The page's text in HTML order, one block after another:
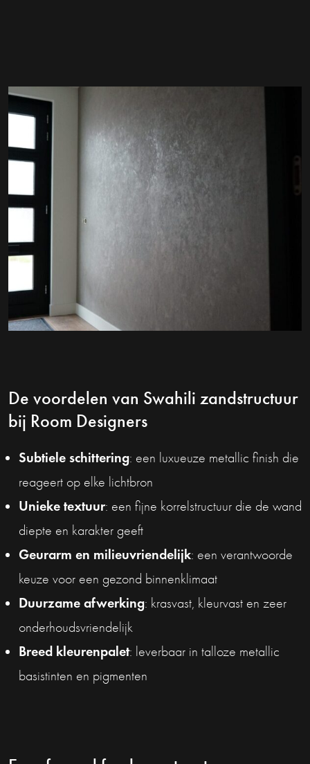
De voordelen van Swahili zandstructuur
bij Room Designers
Subtiele schittering: een luxueuze metallic finish die
reageert op elke lichtbron
Unieke textuur: een fijne korrelstructuur die de wand
diepte en karakter geeft
Geurarm en milieuvriendelijk: een verantwoorde
keuze voor een gezond binnenklimaat
Duurzame afwerking: krasvast, kleurvast en zeer
onderhoudsvriendelijk
Breed kleurenpalet: leverbaar in talloze metallic
basistinten en pigmenten